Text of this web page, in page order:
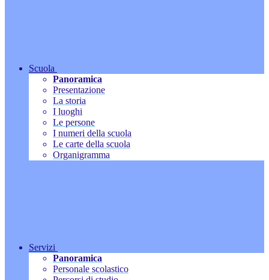
Scuola
Panoramica
Presentazione
La storia
I luoghi
Le persone
I numeri della scuola
Le carte della scuola
Organigramma
Servizi
Panoramica
Personale scolastico